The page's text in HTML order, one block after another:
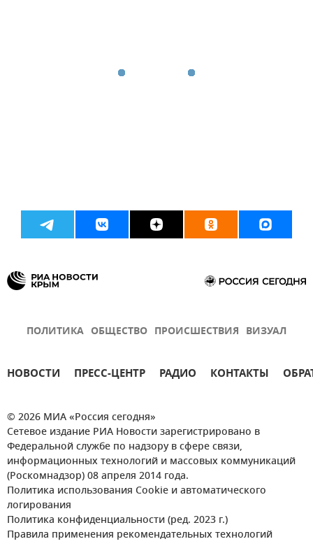
ПОЛИТИКА ОБЩЕСТВО ПРОИСШЕСТВИЯ ВИЗУАЛ
НОВОСТИ ПРЕСС-ЦЕНТР РАДИО КОНТАКТЫ
© 2026 МИА «Россия сегодня»
Сетевое издание РИА Новости зарегистрировано в
Федеральной службе по надзору в сфере связи,
информационных технологий и массовых коммуникаций
(Роскомнадзор) 08 апреля 2014 года.
Политика использования Cookie и автоматического
логирования
Политика конфиденциальности (ред. 2023 г.)
Правила применения рекомендательных технологий